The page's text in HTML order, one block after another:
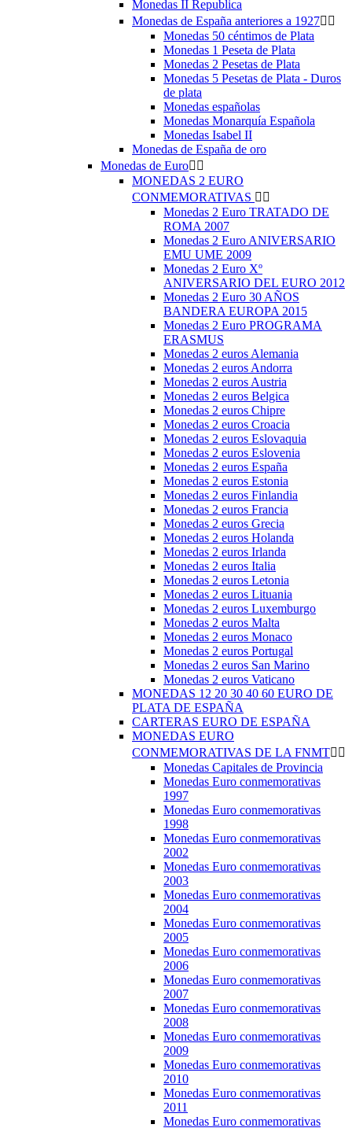
Monedas II Republica
Monedas de España anteriores a 1927 
Monedas 50 céntimos de Plata
Monedas 1 Peseta de Plata
Monedas 2 Pesetas de Plata
Monedas 5 Pesetas de Plata - Duros
de plata
Monedas españolas
Monedas Monarquía Española
Monedas Isabel II
Monedas de España de oro
Monedas de Euro 
MONEDAS 2 EURO
CONMEMORATIVAS  
Monedas 2 Euro TRATADO DE
ROMA 2007
Monedas 2 Euro ANIVERSARIO
EMU UME 2009
Monedas 2 Euro Xº
ANIVERSARIO DEL EURO 2012
Monedas 2 Euro 30 AÑOS
BANDERA EUROPA 2015
Monedas 2 Euro PROGRAMA
ERASMUS
Monedas 2 euros Alemania
Monedas 2 euros Andorra
Monedas 2 euros Austria
Monedas 2 euros Belgica
Monedas 2 euros Chipre
Monedas 2 euros Croacia
Monedas 2 euros Eslovaquia
Monedas 2 euros Eslovenia
Monedas 2 euros España
Monedas 2 euros Estonia
Monedas 2 euros Finlandia
Monedas 2 euros Francia
Monedas 2 euros Grecia
Monedas 2 euros Holanda
Monedas 2 euros Irlanda
Monedas 2 euros Italia
Monedas 2 euros Letonia
Monedas 2 euros Lituania
Monedas 2 euros Luxemburgo
Monedas 2 euros Malta
Monedas 2 euros Monaco
Monedas 2 euros Portugal
Monedas 2 euros San Marino
Monedas 2 euros Vaticano
MONEDAS 12 20 30 40 60 EURO DE
PLATA DE ESPAÑA
CARTERAS EURO DE ESPAÑA
MONEDAS EURO
CONMEMORATIVAS DE LA FNMT 
Monedas Capitales de Provincia
Monedas Euro conmemorativas
1997
Monedas Euro conmemorativas
1998
Monedas Euro conmemorativas
2002
Monedas Euro conmemorativas
2003
Monedas Euro conmemorativas
2004
Monedas Euro conmemorativas
2005
Monedas Euro conmemorativas
2006
Monedas Euro conmemorativas
2007
Monedas Euro conmemorativas
2008
Monedas Euro conmemorativas
2009
Monedas Euro conmemorativas
2010
Monedas Euro conmemorativas
2011
Monedas Euro conmemorativas